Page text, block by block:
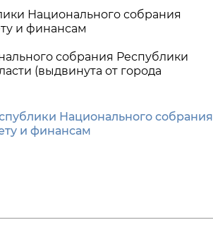
Национального собрания
и финансам
собрания Республики
(выдвинута от города
Национального собрания
и финансам